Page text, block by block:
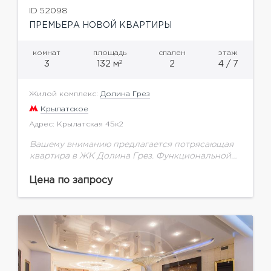
ID 52098
ПРЕМЬЕРА НОВОЙ КВАРТИРЫ
комнат
3
площадь
132 м2
спален
2
этаж
4 / 7
Жилой комплекс: Долина Грез
Крылатское
Адрес: Крылатская 45к2
Вашему вниманию предлагается потрясающая
квартира в ЖК Долина Грез. Функциональной
кухня-гостиная, две изолированные спальни,
Цена по запросу